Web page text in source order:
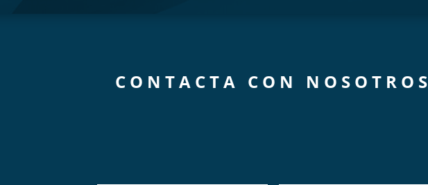
CONTACTA CON NOSOTROS